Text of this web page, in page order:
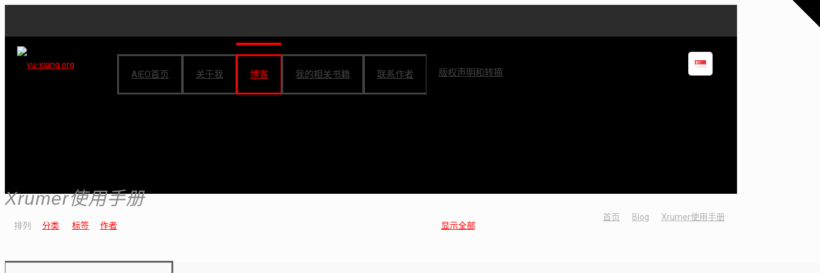
AIEO首页 关于我 博客 我的相关书籍 联系作者 版权声明和转摘
Xrumer使用手册
首页 Blog
Xrumer使用手册
排列
分类 标签 作者 显示全部